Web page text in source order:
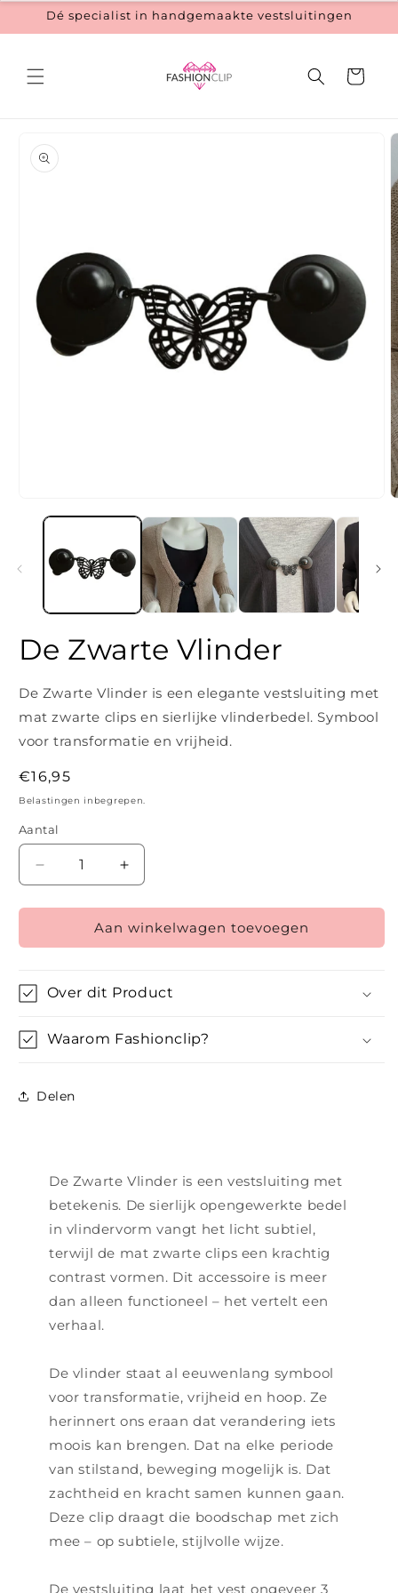
naar de
content
Dé specialist in handgemaakte vestsluitingen
modaal
De Zwarte Vlinder
De Zwarte Vlinder is een elegante vestsluiting met
mat zwarte clips en sierlijke vlinderbedel. Symbool
voor transformatie en vrijheid.
Normale
prijs
€16,95
Belastingen inbegrepen.
Aantal
Aantal
verlagen
voor
Zwarte
Aantal
verhogen
voor
De
Zwarte
Aan winkelwagen toevoegen
Over dit Product
Waarom Fashionclip?
Delen
De Zwarte Vlinder is een vestsluiting met
betekenis. De sierlijk opengewerkte bedel
in vlindervorm vangt het licht subtiel,
terwijl de mat zwarte clips een krachtig
contrast vormen. Dit accessoire is meer
dan alleen functioneel – het vertelt een
verhaal.
De vlinder staat al eeuwenlang symbool
voor transformatie, vrijheid en hoop. Ze
herinnert ons eraan dat verandering iets
moois kan brengen. Dat na elke periode
van stilstand, beweging mogelijk is. Dat
zachtheid en kracht samen kunnen gaan.
Deze clip draagt die boodschap met zich
mee – op subtiele, stijlvolle wijze.
De vestsluiting laat het vest ongeveer 3